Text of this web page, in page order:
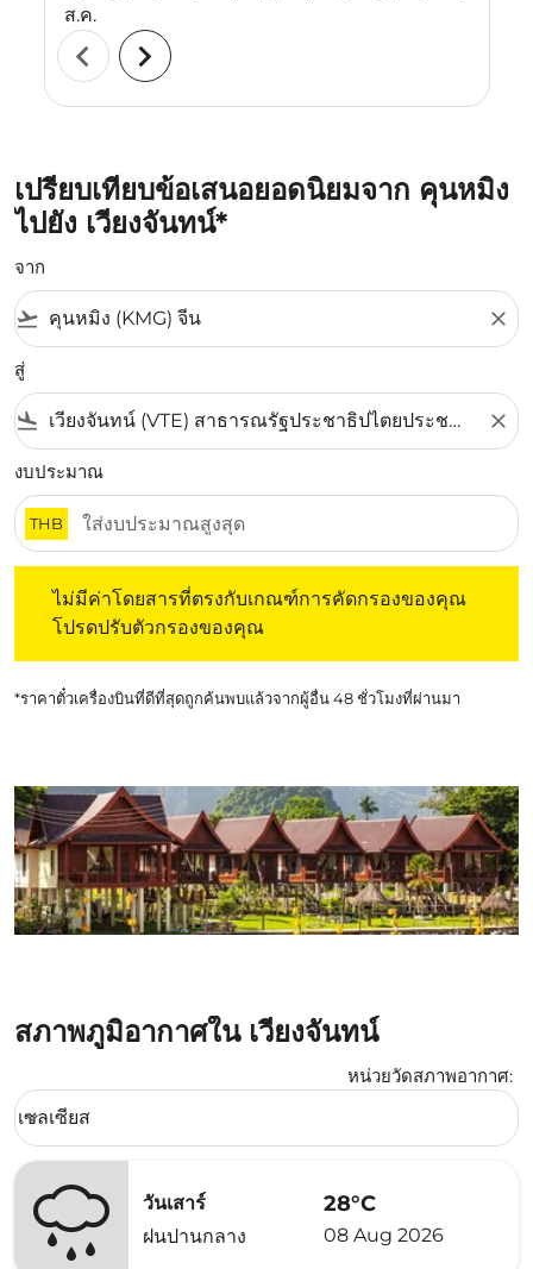
ส.ค.
chevron_left chevron_right
เปรียบเทียบข้อเสนอยอดนิยมจาก คุนหมิง
ไปยัง เวียงจันทน์*
จาก
flight_takeoff close
สู่
flight_land close
งบประมาณ
THB
ไม่มีค่าโดยสารที่ตรงกับเกณฑ์การคัดกรองของคุณ
โปรดปรับตัวกรองของคุณ
*ราคาตั๋วเครื่องบินที่ดีที่สุดถูกค้นพบแล้วจากผู้อื่น 48 ชั่วโมงที่ผ่านมา
สภาพภูมิอากาศใน เวียงจันทน์
หน่วยวัดสภาพอากาศ:
Weather unit option เซลเซียส Selected
เซลเซียส
keyboard_arrow_down
วันเสาร์
ฝนปานกลาง
28°C
08 Aug 2026